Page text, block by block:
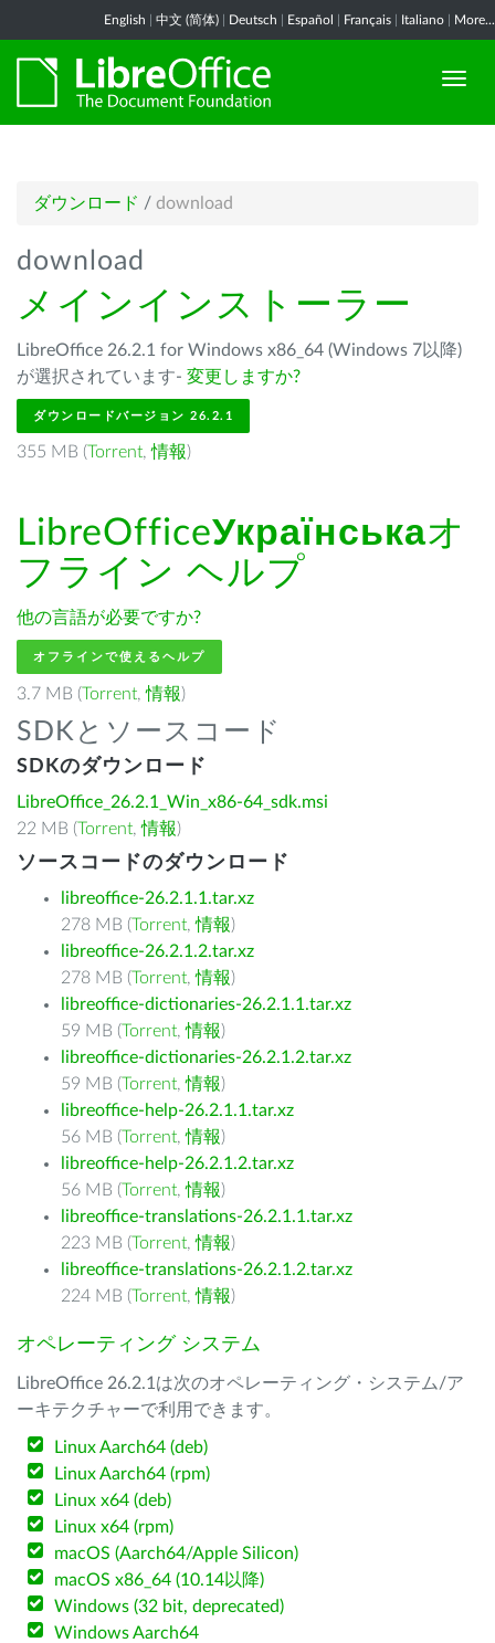
English 中文 (简体) Deutsch Español Français Italiano More...
ダウンロード / download
download
メインインストーラー
LibreOffice 26.2.1 for Windows x86_64 (Windows 7以降)
が選択されています- 変更しますか?
ダウンロードバージョン 26.2.1
355 MB (Torrent,情報)
LibreOfficeУкраїнськаオ
フライン ヘルプ
他の言語が必要ですか?
オフラインで使えるヘルプ
3.7 MB (Torrent,情報)
SDKとソースコード
SDKのダウンロード
LibreOffice_26.2.1_Win_x86-64_sdk.msi
22 MB (Torrent,情報)
ソースコードのダウンロード
libreoffice-26.2.1.1.tar.xz
278 MB (Torrent,情報)
libreoffice-26.2.1.2.tar.xz
278 MB (Torrent,情報)
libreoffice-dictionaries-26.2.1.1.tar.xz
59 MB (Torrent,情報)
libreoffice-dictionaries-26.2.1.2.tar.xz
59 MB (Torrent,情報)
libreoffice-help-26.2.1.1.tar.xz
56 MB (Torrent,情報)
libreoffice-help-26.2.1.2.tar.xz
56 MB (Torrent,情報)
libreoffice-translations-26.2.1.1.tar.xz
223 MB (Torrent,情報)
libreoffice-translations-26.2.1.2.tar.xz
224 MB (Torrent,情報)
オペレーティング システム
LibreOffice 26.2.1は次のオペレーティング・システム/ア
ーキテクチャーで利用できます。
Linux Aarch64 (deb)
Linux Aarch64 (rpm)
Linux x64 (deb)
Linux x64 (rpm)
macOS (Aarch64/Apple Silicon)
macOS x86_64 (10.14以降)
Windows (32 bit, deprecated)
Windows Aarch64